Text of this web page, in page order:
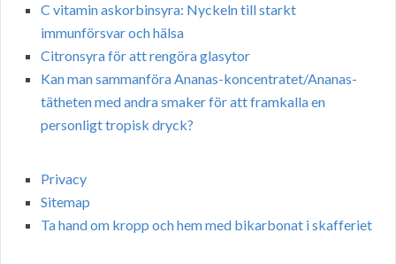
C vitamin askorbinsyra: Nyckeln till starkt
immunförsvar och hälsa
Citronsyra för att rengöra glasytor
Kan man sammanföra Ananas-koncentratet/Ananas-
tätheten med andra smaker för att framkalla en
personligt tropisk dryck?
Privacy
Sitemap
Ta hand om kropp och hem med bikarbonat i skafferiet